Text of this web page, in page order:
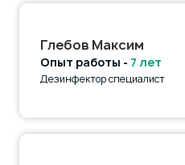
Глебов Максим
Опыт работы - 7 лет
Дезинфектор специалист